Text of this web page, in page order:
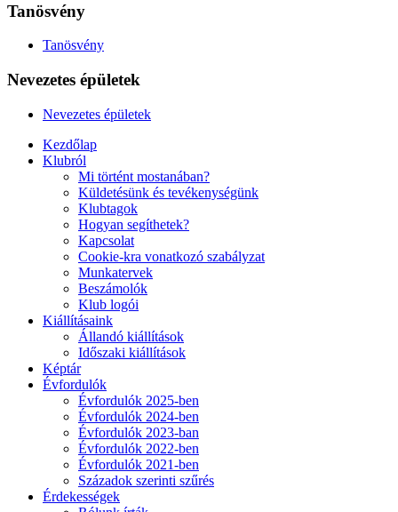
Tanösvény
Tanösvény
Nevezetes épületek
Nevezetes épületek
Kezdőlap
Klubról
Mi történt mostanában?
Küldetésünk és tevékenységünk
Klubtagok
Hogyan segíthetek?
Kapcsolat
Cookie-kra vonatkozó szabályzat
Munkatervek
Beszámolók
Klub logói
Kiállításaink
Állandó kiállítások
Időszaki kiállítások
Képtár
Évfordulók
Évfordulók 2025-ben
Évfordulók 2024-ben
Évfordulók 2023-ban
Évfordulók 2022-ben
Évfordulók 2021-ben
Századok szerinti szűrés
Érdekességek